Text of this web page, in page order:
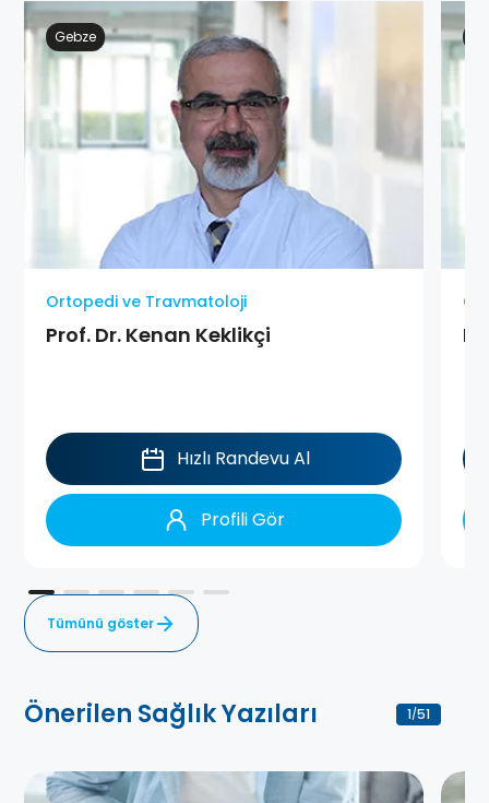
Gebze
Ortopedi ve Travmatoloji
Prof. Dr. Kenan Keklikçi
Hızlı Randevu Al
Profili Gör
Tümünü göster
Önerilen Sağlık Yazıları 1/51